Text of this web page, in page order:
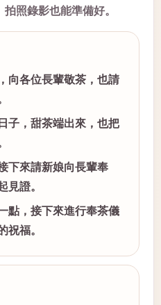
照錄影也能準備好。
向各位長輩敬茶，也請
子，甜茶端出來，也把
下來請新娘向長輩奉
見證。
點，接下來進行奉茶儀
祝福。